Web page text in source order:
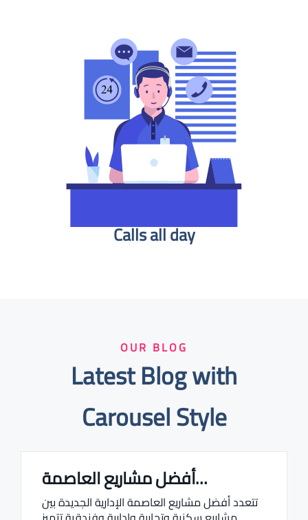
Calls all day
OUR BLOG
Latest Blog with
Carousel Style
Real estate Estate ville أفضل مشاريع العاصمة…
تتعدد أفضل مشاريع العاصمة الإدارية الجديدة بين